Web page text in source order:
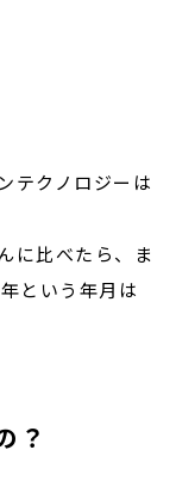
テクノロジーは
に比べたら、ま
という年月は
？